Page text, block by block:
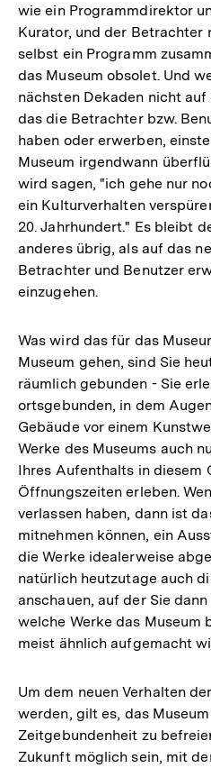
wie ein Programmdirektor
Kurator, und der
selbst ein Programm
das Museum obsolet. Und
nächsten Dekaden nicht auf
das die Betrachter bzw.
haben oder erwerben,
Museum irgendwann
wird sagen, "ich gehe nur
ein Kulturverhalten
20. Jahrhundert." Es bleibt
anderes übrig, als auf das
Betrachter und Benutzer
einzugehen.
Was wird das für das
Museum gehen, sind Sie
räumlich gebunden - Sie
ortsgebunden, in dem
Gebäude vor einem
Werke des Museums auch
Ihres Aufenthalts in diesem
Öffnungszeiten erleben.
verlassen haben, dann ist
mitnehmen können, ein
die Werke idealerweise
natürlich heutzutage auch
anschauen, auf der Sie
welche Werke das Museum
meist ähnlich aufgemacht
Um dem neuen Verhalten
werden, gilt es, das
Zeitgebundenheit zu
Zukunft möglich sein, mit